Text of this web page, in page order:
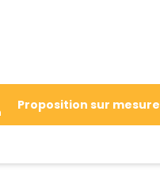
Proposition sur mesure